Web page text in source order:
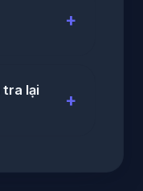
tra lại